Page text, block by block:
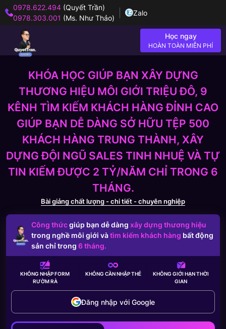
0978.622.494 (Quyết Trần)
0978.303.001 (Ms. Như Thảo)
Zalo
Học ngay
HOÀN TOÀN MIỄN PHÍ
KHÓA HỌC GIÚP BẠN XÂY DỰNG
THƯƠNG HIỆU MÔI GIỚI TRIỆU ĐÔ, 9
KÊNH TÌM KIẾM KHÁCH HÀNG ĐỈNH CAO
GIÚP BẠN DỄ DÀNG SỞ HỮU TỆP 500
KHÁCH HÀNG TRUNG THÀNH, XÂY
DỰNG ĐỘI NGŨ SALES TINH NHUỆ VÀ TỰ
TIN KIẾM ĐƯỢC 2 TỶ/NĂM CHỈ TRONG 6
THÁNG.
Bài giảng chất lượng - chi tiết - chuyên nghiệp
Công thứcgiúp bạn dễ dàng xây dựng thương hiệu
trong nghề môi giới vàtìm kiếm khách hàng bất động
sản chỉ trong 6 tháng.
KHÔNG NHẬP FORM
RƯỜM RÀ
KHÔNG CẦNNHẬP THẺ KHÔNG GIỚI HẠNTHỜI
GIAN
Đăng nhập với Google